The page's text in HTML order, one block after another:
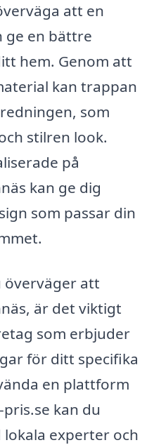
att en
ge en bättre
hem. Genom att
kan trappan
som
stilren look.
på
kan ge dig
som passar din
överväger att
är det viktigt
som erbjuder
för ditt specifika
en plattform
kan du
experter och